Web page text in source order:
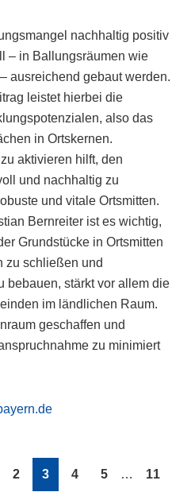
nachhaltig positiv
– in Ballungsräumen wie
ausreichend gebaut werden.
leistet hierbei die
also das
in Ortskernen.
aktivieren hilft, den
und nachhaltig zu
und vitale Ortsmitten.
Bernreiter ist es wichtig,
Grundstücke in Ortsmitten
zu schließen und
bebauen, stärkt vor allem die
im ländlichen Raum.
geschaffen und
zu minimiert
Page
2 Page
3 Page
4 Page
5
Interim
… Page
11